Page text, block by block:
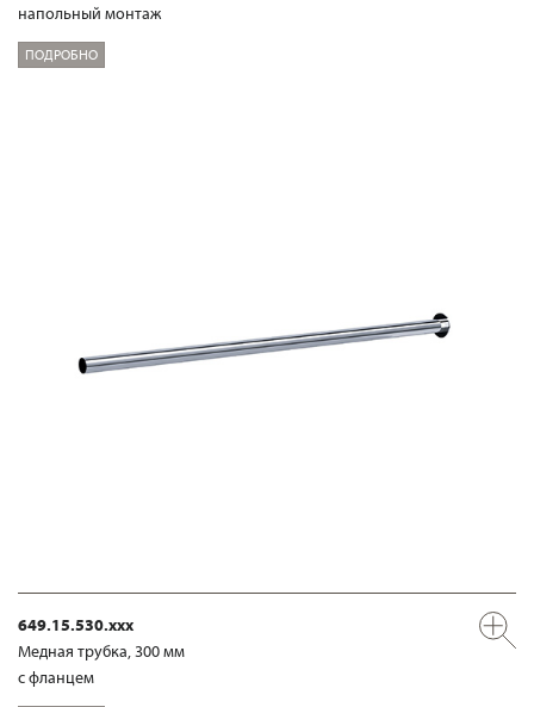
напольный монтаж
ПОДРОБНО
649.15.530.xxx
Медная трубка, 300 мм
с фланцем